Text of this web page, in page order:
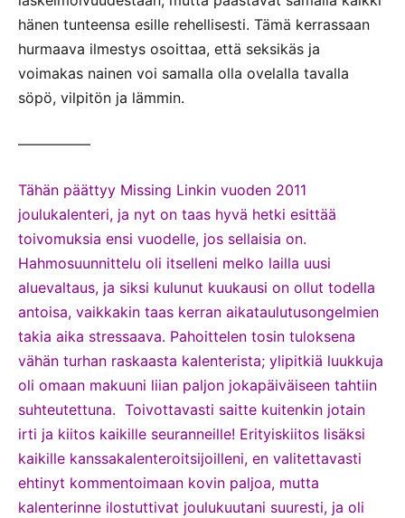
hänen tunteensa esille rehellisesti. Tämä kerrassaan
hurmaava ilmestys osoittaa, että seksikäs ja
voimakas nainen voi samalla olla ovelalla tavalla
söpö, vilpitön ja lämmin.
—————
Tähän päättyy Missing Linkin vuoden 2011
joulukalenteri, ja nyt on taas hyvä hetki esittää
toivomuksia ensi vuodelle, jos sellaisia on.
Hahmosuunnittelu oli itselleni melko lailla uusi
aluevaltaus, ja siksi kulunut kuukausi on ollut todella
antoisa, vaikkakin taas kerran aikataulutusongelmien
takia aika stressaava. Pahoittelen tosin tuloksena
vähän turhan raskaasta kalenterista; ylipitkiä luukkuja
oli omaan makuuni liian paljon jokapäiväiseen tahtiin
suhteutettuna. Toivottavasti saitte kuitenkin jotain
irti ja kiitos kaikille seuranneille! Erityiskiitos lisäksi
kaikille kanssakalenteroitsijoilleni, en valitettavasti
ehtinyt kommentoimaan kovin paljoa, mutta
kalenterinne ilostuttivat joulukuutani suuresti, ja oli